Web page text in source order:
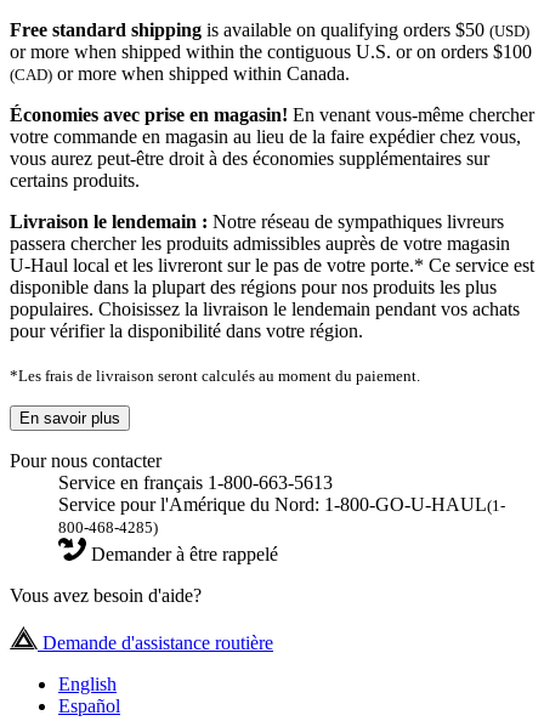
Free standard shipping is available on qualifying orders $50 (USD)
or more when shipped within the contiguous U.S. or on orders $100
(CAD) or more when shipped within Canada.
Économies avec prise en magasin! En venant vous-même chercher
votre commande en magasin au lieu de la faire expédier chez vous,
vous aurez peut-être droit à des économies supplémentaires sur
certains produits.
Livraison le lendemain : Notre réseau de sympathiques livreurs
passera chercher les produits admissibles auprès de votre magasin
U-Haul local et les livreront sur le pas de votre porte.* Ce service est
disponible dans la plupart des régions pour nos produits les plus
populaires. Choisissez la livraison le lendemain pendant vos achats
pour vérifier la disponibilité dans votre région.
*Les frais de livraison seront calculés au moment du paiement.
En savoir plus
Pour nous contacter
Service en français 1-800-663-5613
Service pour l'Amérique du Nord: 1-800-GO-U-HAUL(1-
800-468-4285)
Demander à être rappelé
Vous avez besoin d'aide?
Demande d'assistance routière
English
Español